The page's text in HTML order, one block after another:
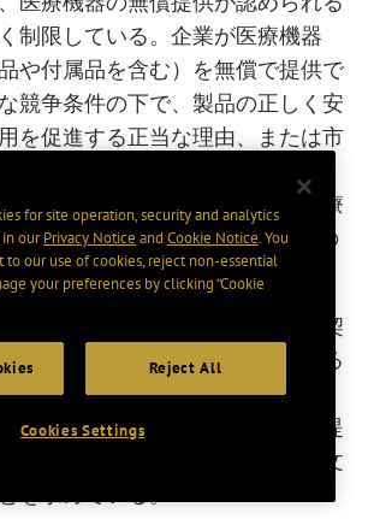
制限している。企業が医療機器
や付属品を含む）を無償で提供で
競争条件の下で、製品の正しく安
を促進する正当な理由、または市
ためのフィードバック収集、医療
価の促進、HCPによる製品使用の
の実施などが含まれる。
ンは、ヘルスケア企業に対し、契
供機器の所有権を明確に定義する
ロジェクトを慎重に検討するこ
手順を確立して実施すること、提
切な使用を保証するために関連文
for site operation, security and analytics
in ourPrivacy Notice and Cookie Notice. You
to our use of cookies, reject non-essential
your preferences by clicking “Cookie
Reject All
Cookies Settings